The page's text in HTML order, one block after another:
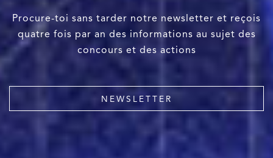
Procure-toi sans tarder notre newsletter et reçois
quatre fois par an des informations au sujet des
concours et des actions
NEWSLETTER